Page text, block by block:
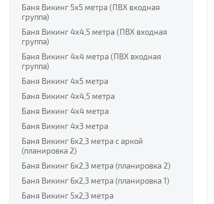
Баня Викинг 5х5 метра (ПВХ входная
группа)
Баня Викинг 4х4,5 метра (ПВХ входная
группа)
Баня Викинг 4х4 метра (ПВХ входная
группа)
Баня Викинг 4х5 метра
Баня Викинг 4х4,5 метра
Баня Викинг 4х4 метра
Баня Викинг 4х3 метра
Баня Викинг 6х2,3 метра с аркой
(планировка 2)
Баня Викинг 6х2,3 метра (планировка 2)
Баня Викинг 6х2,3 метра (планировка 1)
Баня Викинг 5х2,3 метра